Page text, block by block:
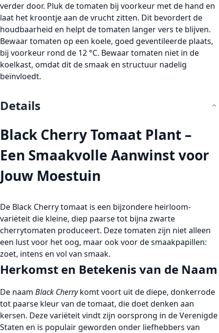
verder door. Pluk de tomaten bij voorkeur met de hand en
laat het kroontje aan de vrucht zitten. Dit bevordert de
houdbaarheid en helpt de tomaten langer vers te blijven.
Bewaar tomaten op een koele, goed geventileerde plaats,
bij voorkeur rond de 12 °C. Bewaar tomaten niet in de
koelkast, omdat dit de smaak en structuur nadelig
beïnvloedt.
Details
Black Cherry Tomaat Plant –
Een Smaakvolle Aanwinst voor
Jouw Moestuin
De Black Cherry tomaat is een bijzondere heirloom-
variëteit die kleine, diep paarse tot bijna zwarte
cherrytomaten produceert. Deze tomaten zijn niet alleen
een lust voor het oog, maar ook voor de smaakpapillen:
zoet, intens en vol van smaak.
Herkomst en Betekenis van de Naam
De naam Black Cherrykomt voort uit de diepe, donkerrode
tot paarse kleur van de tomaat, die doet denken aan
kersen. Deze variëteit vindt zijn oorsprong in de Verenigde
Staten en is populair geworden onder liefhebbers van